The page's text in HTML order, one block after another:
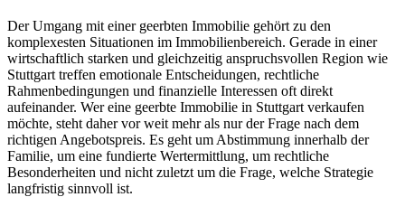
Der Umgang mit einer geerbten Immobilie gehört zu den
komplexesten Situationen im Immobilienbereich. Gerade in einer
wirtschaftlich starken und gleichzeitig anspruchsvollen Region wie
Stuttgart treffen emotionale Entscheidungen, rechtliche
Rahmenbedingungen und finanzielle Interessen oft direkt
aufeinander. Wer eine geerbte Immobilie in Stuttgart verkaufen
möchte, steht daher vor weit mehr als nur der Frage nach dem
richtigen Angebotspreis. Es geht um Abstimmung innerhalb der
Familie, um eine fundierte Wertermittlung, um rechtliche
Besonderheiten und nicht zuletzt um die Frage, welche Strategie
langfristig sinnvoll ist.